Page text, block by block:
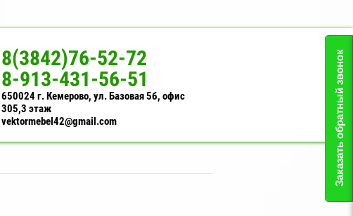
Заказать обратный звонок
8(3842)76-52-72
8-913-431-56-51
650024 г. Кемерово, ул. Базовая 5б, офис
305,3 этаж
vektormebel42@gmail.com